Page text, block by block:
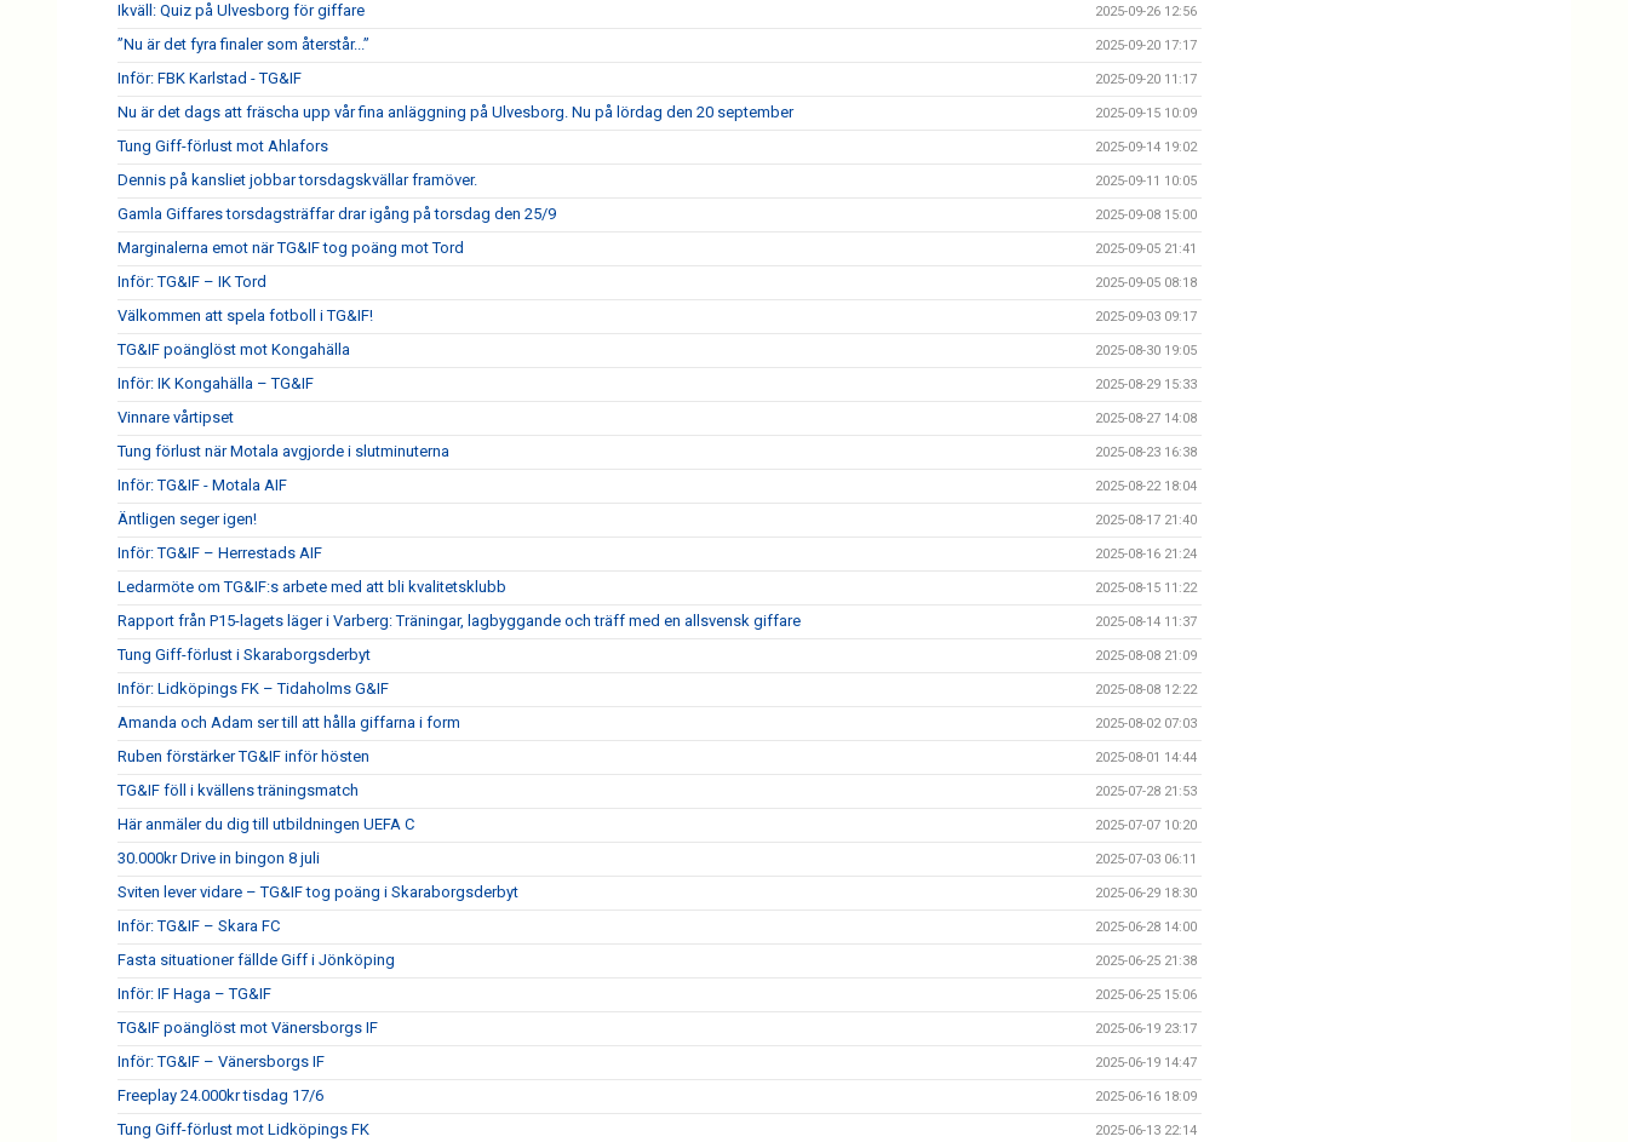
Ikväll: Quiz på Ulvesborg för giffare 2025-09-26 12:56
”Nu är det fyra finaler som återstår...” 2025-09-20 17:17
Inför: FBK Karlstad - TG&IF 2025-09-20 11:17
Nu är det dags att fräscha upp vår fina anläggning på Ulvesborg. Nu på lördag den 20 september 2025-09-15 10:09
Tung Giff-förlust mot Ahlafors 2025-09-14 19:02
Dennis på kansliet jobbar torsdagskvällar framöver. 2025-09-11 10:05
Gamla Giffares torsdagsträffar drar igång på torsdag den 25/9 2025-09-08 15:00
Marginalerna emot när TG&IF tog poäng mot Tord 2025-09-05 21:41
Inför: TG&IF – IK Tord 2025-09-05 08:18
Välkommen att spela fotboll i TG&IF! 2025-09-03 09:17
TG&IF poänglöst mot Kongahälla 2025-08-30 19:05
Inför: IK Kongahälla – TG&IF 2025-08-29 15:33
Vinnare vårtipset 2025-08-27 14:08
Tung förlust när Motala avgjorde i slutminuterna 2025-08-23 16:38
Inför: TG&IF - Motala AIF 2025-08-22 18:04
Äntligen seger igen! 2025-08-17 21:40
Inför: TG&IF – Herrestads AIF 2025-08-16 21:24
Ledarmöte om TG&IF:s arbete med att bli kvalitetsklubb 2025-08-15 11:22
Rapport från P15-lagets läger i Varberg: Träningar, lagbyggande och träff med en allsvensk giffare 2025-08-14 11:37
Tung Giff-förlust i Skaraborgsderbyt 2025-08-08 21:09
Inför: Lidköpings FK – Tidaholms G&IF 2025-08-08 12:22
Amanda och Adam ser till att hålla giffarna i form 2025-08-02 07:03
Ruben förstärker TG&IF inför hösten 2025-08-01 14:44
TG&IF föll i kvällens träningsmatch 2025-07-28 21:53
Här anmäler du dig till utbildningen UEFA C 2025-07-07 10:20
30.000kr Drive in bingon 8 juli 2025-07-03 06:11
Sviten lever vidare – TG&IF tog poäng i Skaraborgsderbyt 2025-06-29 18:30
Inför: TG&IF – Skara FC 2025-06-28 14:00
Fasta situationer fällde Giff i Jönköping 2025-06-25 21:38
Inför: IF Haga – TG&IF 2025-06-25 15:06
TG&IF poänglöst mot Vänersborgs IF 2025-06-19 23:17
Inför: TG&IF – Vänersborgs IF 2025-06-19 14:47
Freeplay 24.000kr tisdag 17/6 2025-06-16 18:09
Tung Giff-förlust mot Lidköpings FK 2025-06-13 22:14